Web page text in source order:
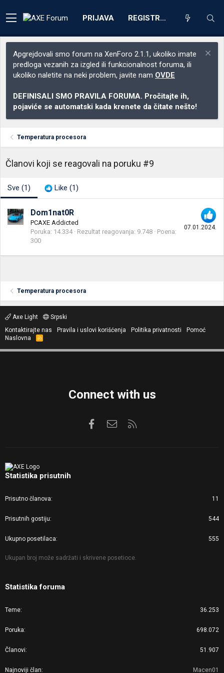
PRIJAVA REGISTRACIJA
Apgrejdovali smo forum na XenForo 2.1.1, ukoliko imate
predloga vezanih za izgled ili funkcionalnost foruma, ili
ukoliko naletite na neki problem, javite nam OVDE
DEFINISALI SMO PRAVILA FORUMA. Pročitajte ih,
pojaviće se automatski kada krenete da čitate nešto!
Temperatura procesora
Članovi koji se reagovali na poruku #9
Sve (1) Like (1)
07.01.2024.
Dom1nat0R
PCAXE Addicted
Poruka 14.334 Rezultat reagovanja 9.748
Poena
300
Temperatura procesora
Axe Light
Srpski
Kontaktirajte nas
Pravila i uslovi korišćenja Politika privatnosti
Pomoć
Naslovna
R
S
Connect with us
FacebookKontaktirajte nas
Statistika prisutnih
Prisutno članova 11
Prisutnih gostiju 544
Ukupno posetilaca 555
Ukupan broj može sadržati i skrivene posetioce.
Statistika foruma
Teme 36.253
Poruka 698.072
Članovi 51.907
Najnoviji član Macen01